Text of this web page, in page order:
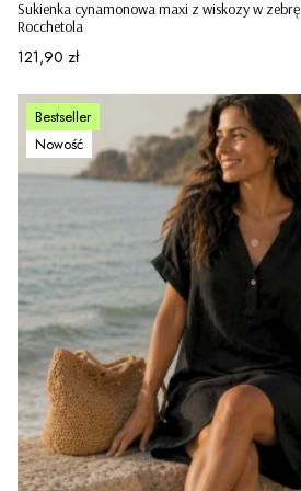
Sukienka cynamonowa maxi z wiskozy w
Rocchetola
Cena
121,90 zł
Bestseller
Nowość